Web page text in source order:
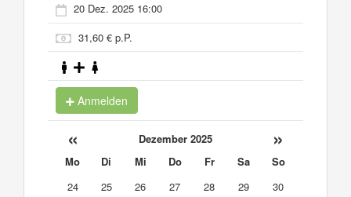
20 Dez. 2025 16:00
31,60 € p.P.
Anmelden
« Dezember 2025 »
Mo Di Mi Do Fr Sa
So
24
25 26 27 28 29
30